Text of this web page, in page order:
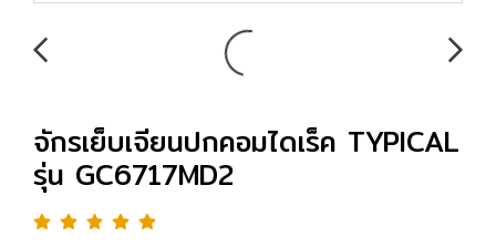
จักรเย็บเจียนปกคอมไดเร็ค TYPICAL
รุ่น GC6717MD2